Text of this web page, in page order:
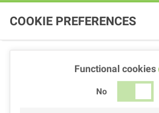
COOKIE PREFERENCES
Functional cookies
No